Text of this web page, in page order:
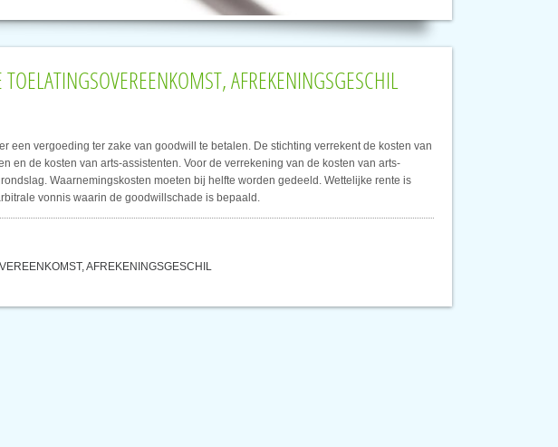
AFREKENINGSGESCHIL
een vergoeding ter zake van goodwill te betalen. De stichting verrekent de kosten van
en de kosten van arts-assistenten. Voor de verrekening van de kosten van arts-
Waarnemingskosten moeten bij helfte worden gedeeld. Wettelijke rente is
vonnis waarin de goodwillschade is bepaald.
AFREKENINGSGESCHIL